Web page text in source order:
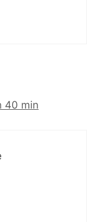
40 min